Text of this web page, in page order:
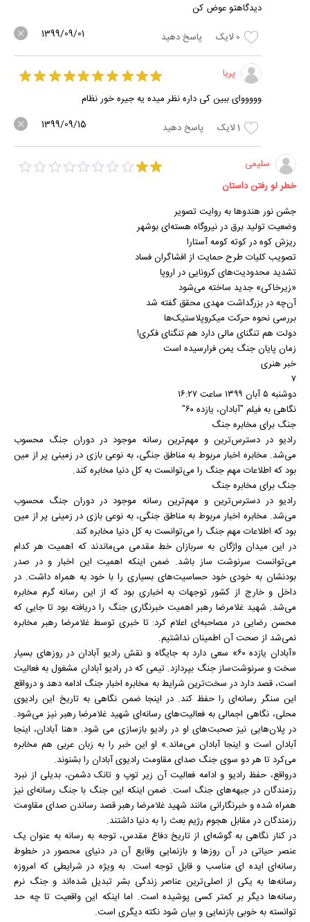
دیدگاهتو عوض کن
0 لایک پاسخ دهید 1399/09/01
پریا
وووووای ببین کی داره نظر میده یه جیره خور نظام
1لایک پاسخ دهید 1399/09/15
سلیمی
خطر لو رفتن داستان
جشن نور هندوها به روایت تصویر
وضعیت تولید برق در نیروگاه هسته‌ای بوشهر
ریزش کوه در کوته کومه آستارا
تصویب کلیات طرح حمایت از افشاگران فساد
تشدید محدودیت‌های کرونایی در اروپا
«زیرخاکی» جدید ساخته می‌شود
آن‌چه در بزرگداشت مهدی محقق گفته شد
بررسی نحوه حرکت میکروپلاستیک‌ها
دولت هم تنگنای مالی دارد هم تنگنای فکری!
زمان پایان جنگ یمن فرارسیده است
خبر هنری
۷
دوشنبه ۵ آبان ۱۳۹۹ ساعت ۱۶:۲۷
نگاهی به فیلم "آبادان، یازده ۶۰"
جنگ برای مخابره جنگ
رادیو در دسترس‌ترین و مهم‌ترین رسانه موجود در دوران جنگ محسوب
می‌شد. مخابره اخبار مربوط به مناطق جنگی، به نوعی بازی در زمینی پر از مین
بود که اطلاعات مهم جنگ را می‌توانست به کل دنیا مخابره کند.
جنگ برای مخابره جنگ
رادیو در دسترس‌ترین و مهم‌ترین رسانه موجود در دوران جنگ محسوب
می‌شد. مخابره اخبار مربوط به مناطق جنگی، به نوعی بازی در زمینی پر از مین
بود که اطلاعات مهم جنگ را می‌توانست به کل دنیا مخابره کند.
در این میدان واژگان به سربازان خط مقدمی می‌ماندند که اهمیت هر کدام
می‌توانست سرنوشت ساز باشد. ضمن اینکه اهمیت این اخبار و در صدر
بودنشان به خودی خود حساسیت‌های بسیاری را با خود به همراه داشت. در
داخل و خارج از کشور توجهات به اخباری بود که از این رسانه گرم مخابره
می‌شد. شهید غلامرضا رهبر اهمیت خبرنگاری جنگ را دریافته بود تا جایی که
محسن رضایی در مصاحبه‌ای اعلام کرد: تا خبری توسط غلامرضا رهبر مخابره
نمی‌شد از صحت آن اطمینان نداشتیم.
«آبادان یازده ۶۰» سعی دارد به جایگاه و نقش رادیو آبادان در روزهای بسیار
سخت و سرنوشت‌ساز جنگ بپردازد. تیمی که در رادیو آبادان مشغول به فعالیت
است، قصد دارد در سخت‌ترین شرایط به مخابره اخبار جنگ ادامه دهد و درواقع
این سنگر رسانه‌ای را حفظ کند. در اینجا ضمن نگاهی به تاریخ این رادیوی
محلی، نگاهی اجمالی به فعالیت‌های رسانه‌ای شهید غلامرضا رهبر نیز می‌شود.
در پلان‌هایی نیز صحبت‌های او در رادیو بازسازی می‌ شود. «هنا آبادان، اینجا
آبادان است و اینجا آبادان می‌ماند.» او این خبر را به زبان عربی هم مخابره
می‌کرد تا هر دو سوی جنگ صدای مقاومت رادیوی آبادان را بشنوند.
درواقع، حفظ رادیو و ادامه فعالیت آن زیر توپ و تانک دشمن، بدیلی از نبرد
رزمندگان در جبهه‌های جنگ است. ضمن اینکه این جنگ با جنگ رسانه‌ای نیز
همراه شده و خبرنگارانی مانند شهید غلامرضا رهبر قصد رساندن صدای مقاومت
رزمندگان در مقابل هجوم رژیم بعث را به دنیا داشتند.
در کنار نگاهی به گوشه‌ای از تاریخ دفاع مقدس، توجه به رسانه به عنوان یک
عنصر حیاتی در آن روزها و بازنمایی وقایع آن در دنیای محصور در خطوط
رسانه‌ای ایده ای مناسب و قابل توجه است. به ویژه در شرایطی که امروزه
رسانه‌ها به یکی از اصلی‌ترین عناصر زندگی بشر تبدیل شده‌اند و جنگ نرم
رسانه‌ها دیگر بر کمتر کسی پوشیده است. اما اینکه این واقعیت تا چه حد
توانسته به خوبی بازنمایی و بیان شود نکته دیگری است.